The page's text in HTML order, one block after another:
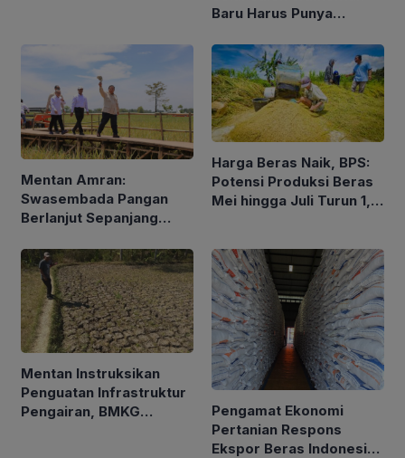
Baru Harus Punya
Holistik
Mentan Amran:
Swasembada Pangan
Berlanjut Sepanjang
Harga Beras Naik, BPS:
Potensi Produksi Beras
Mei hingga Juli Turun 1,16
Mentan Instruksikan
Penguatan Infrastruktur
Pengairan, BMKG
Pengamat Ekonomi
Pertanian Respons
Ekspor Beras Indonesia